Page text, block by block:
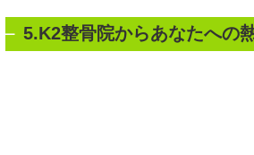
5.K2整骨院からあなたへの